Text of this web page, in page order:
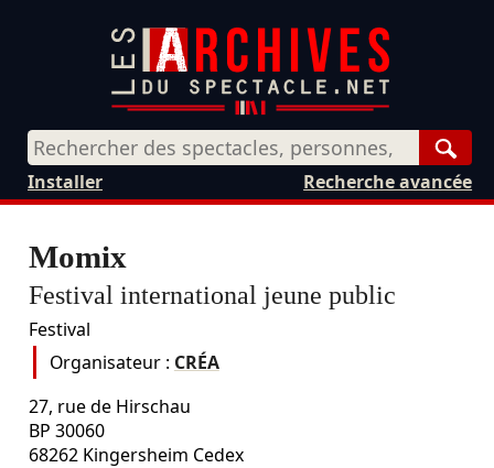
Recherche avancée
Installer
Momix
Festival international jeune public
Festival
Organisateur : CRÉA
27, rue de Hirschau
BP 30060
68262 Kingersheim Cedex